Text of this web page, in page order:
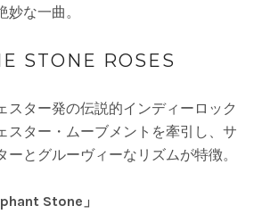
な一曲。
STONE ROSES
スター発の伝説的インディーロック
スター・ムーブメントを牽引し、サ
ーとグルーヴィーなリズムが特徴。
Stone」